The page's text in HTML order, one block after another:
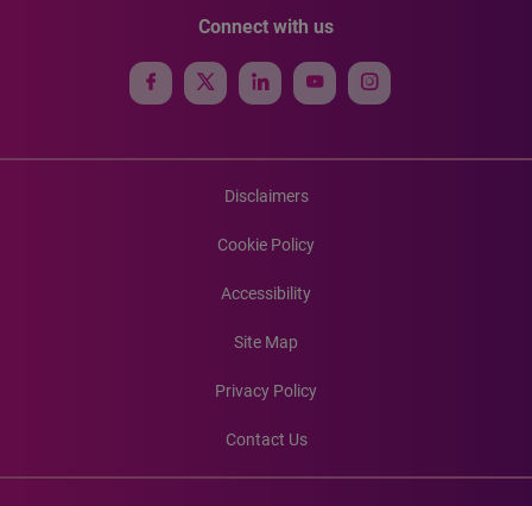
Connect with us
Disclaimers
Cookie Policy
Accessibility
Site Map
Privacy Policy
Contact Us